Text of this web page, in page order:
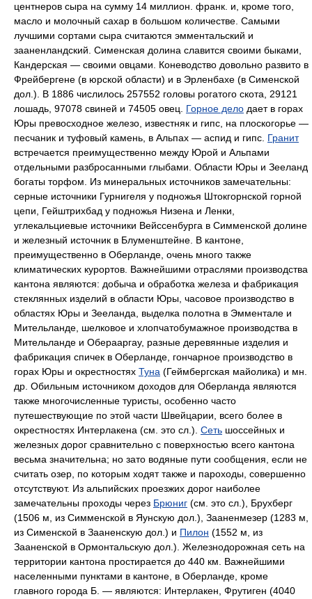
центнеров сыра на сумму 14 миллион. франк. и, кроме того,
масло и молочный сахар в большом количестве. Самыми
лучшими сортами сыра считаются эмментальский и
зааненландский. Сименская долина славится своими быками,
Кандерская — своими овцами. Коневодство довольно развито в
Фрейбергене (в юрской области) и в Эрленбахе (в Сименской
дол.). В 1886 числилось 257552 головы рогатого скота, 29121
лошадь, 97078 свиней и 74505 овец. Горное дело дает в горах
Юры превосходное железо, известняк и гипс, на плоскогорье —
песчаник и туфовый камень, в Альпах — аспид и гипс. Гранит
встречается преимущественно между Юрой и Альпами
отдельными разбросанными глыбами. Области Юры и Зееланд
богаты торфом. Из минеральных источников замечательны:
серные источники Гурнигеля у подножья Штокгорнской горной
цепи, Гейштрихбад у подножья Низена и Ленки,
углекальциевые источники Вейссенбурга в Симменской долине
и железный источник в Блуменштейне. В кантоне,
преимущественно в Оберланде, очень много также
климатических курортов. Важнейшими отраслями производства
кантона являются: добыча и обработка железа и фабрикация
стеклянных изделий в области Юры, часовое производство в
областях Юры и Зееланда, выделка полотна в Эмментале и
Мительланде, шелковое и хлопчатобумажное производства в
Мительланде и Оберааргау, разные деревянные изделия и
фабрикация спичек в Оберланде, гончарное производство в
горах Юры и окрестностях Туна (Геймбергская майолика) и мн.
др. Обильным источником доходов для Оберланда являются
также многочисленные туристы, особенно часто
путешествующие по этой части Швейцарии, всего более в
окрестностях Интерлакена (см. это сл.). Сеть шоссейных и
железных дорог сравнительно с поверхностью всего кантона
весьма значительна; но зато водяные пути сообщения, если не
считать озер, по которым ходят также и пароходы, совершенно
отсутствуют. Из альпийских проезжих дорог наиболее
замечательны проходы через Брюниг (см. это сл.), Брухберг
(1506 м, из Симменской в Яунскую дол.), Зааненмезер (1283 м,
из Сименской в Зааненскую дол.) и Пилон (1552 м, из
Зааненской в Ормонтальскую дол.). Железнодорожная сеть на
территории кантона простирается до 440 км. Важнейшими
населенными пунктами в кантоне, в Оберланде, кроме
главного города Б. — являются: Интерлакен, Фрутиген (4040